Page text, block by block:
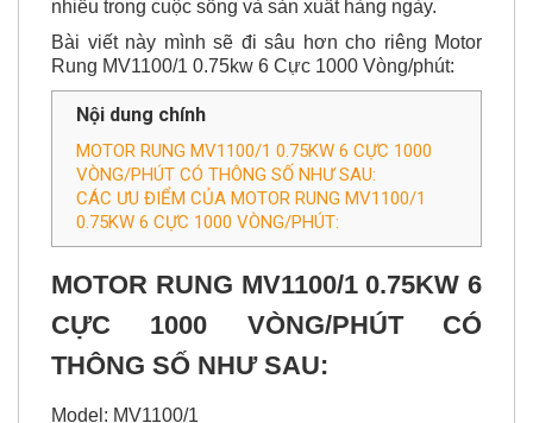
Bài viết này mình sẽ đi sâu hơn cho riêng Motor
Rung MV1100/1 0.75kw 6 Cực 1000 Vòng/phút:
Nội dung chính
MOTOR RUNG MV1100/1 0.75KW 6 CỰC 1000
VÒNG/PHÚT CÓ THÔNG SỐ NHƯ SAU:
CÁC ƯU ĐIỂM CỦA MOTOR RUNG MV1100/1
0.75KW 6 CỰC 1000 VÒNG/PHÚT:
MOTOR RUNG MV1100/1 0.75KW 6
CỰC1000 VÒNG/PHÚT CÓ
THÔNG SỐ NHƯ SAU: